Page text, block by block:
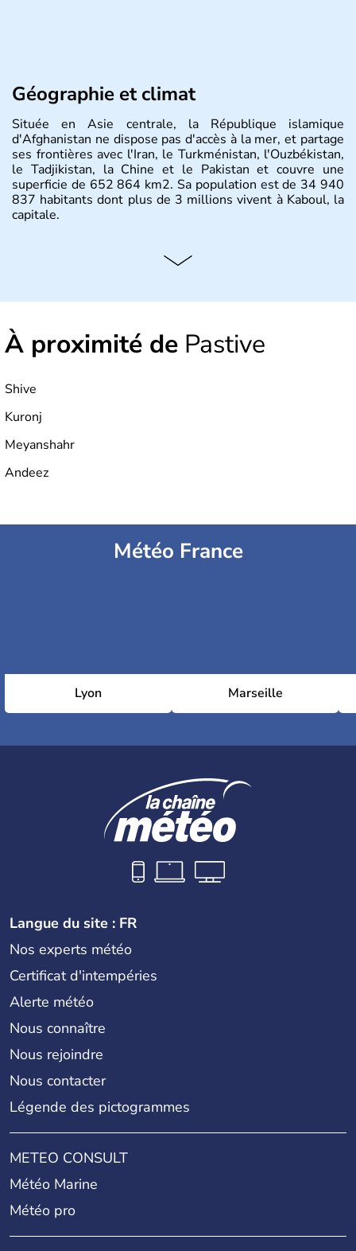
Géographie et climat
Située en Asie centrale, la République islamique
d'Afghanistan ne dispose pas d'accès à la mer, et partage
ses frontières avec l'Iran, le Turkménistan, l'Ouzbékistan,
le Tadjikistan, la Chine et le Pakistan et couvre une
superficie de 652 864 km2. Sa population est de 34 940
837 habitants dont plus de 3 millions vivent à Kaboul, la
capitale.
À proximité de Pastive
Shive
Kuronj
Meyanshahr
Andeez
Météo France
Lyon Marseille
Langue du site : FR
Nos experts météo
Certificat d'intempéries
Alerte météo
Nous connaître
Nous rejoindre
Nous contacter
Légende des pictogrammes
METEO CONSULT
Météo Marine
Météo pro